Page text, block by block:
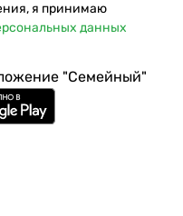
я принимаю
данных
"Семейный"